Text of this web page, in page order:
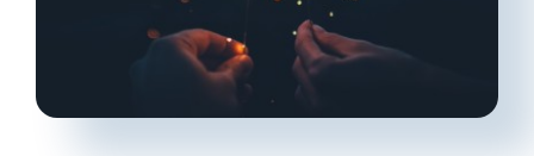
Werken bij
Contact